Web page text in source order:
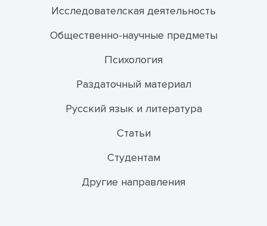
Исследователская деятельность
Общественно-научные предметы
Психология
Раздаточный материал
Русский язык и литература
Статьи
Студентам
Другие направления